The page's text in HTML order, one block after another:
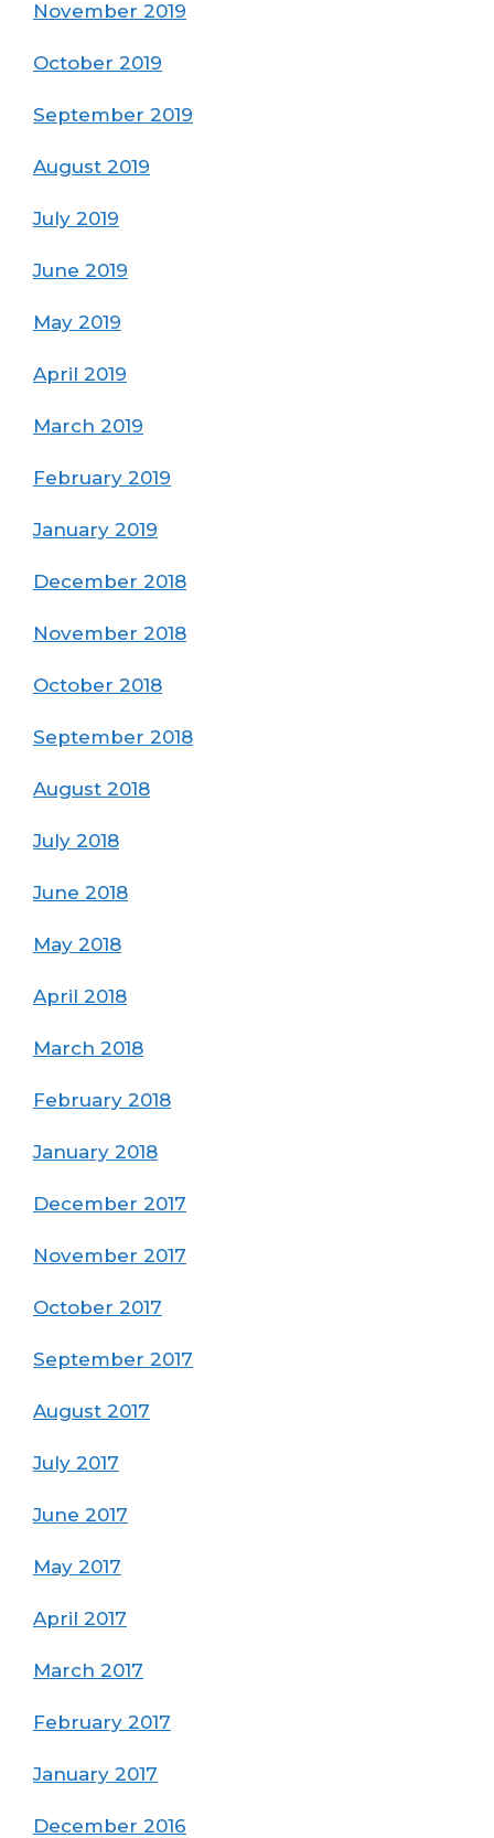
November 2019
October 2019
September 2019
August 2019
July 2019
June 2019
May 2019
April 2019
March 2019
February 2019
January 2019
December 2018
November 2018
October 2018
September 2018
August 2018
July 2018
June 2018
May 2018
April 2018
March 2018
February 2018
January 2018
December 2017
November 2017
October 2017
September 2017
August 2017
July 2017
June 2017
May 2017
April 2017
March 2017
February 2017
January 2017
December 2016